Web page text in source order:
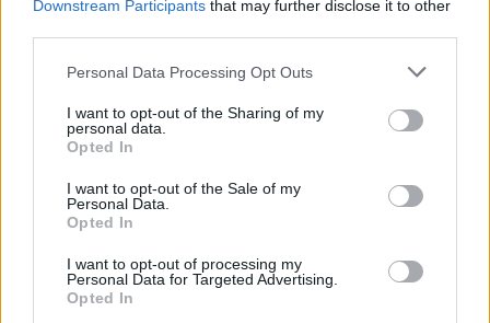
Downstream Participants that may further disclose it to other
Please note that this website/app uses one or more Google
not limited to your visit or usage behaviour. You may click to
grant or deny consent to Google and its third-party tags to
use your data for below specified purposes in below Google
consent section.
Personal Data Processing Opt Outs
I want to opt-out of the Sharing of my
personal data.
Opted In
I want to opt-out of the Sale of my
Personal Data.
Opted In
I want to opt-out of processing my
Personal Data for Targeted Advertising.
Opted In
ενημερωθείτε πρώτοι για όλη την ειδησεογραφία και τα
τελευταία νέατης ημέρας
Πιο δημοφιλή
Κωνσταντίνος Αργυρός και Αλεξάνδρα
με τα δύο παιδιά τους
Η Άννα Βίσση ξετρελάθηκε με μπάντα που